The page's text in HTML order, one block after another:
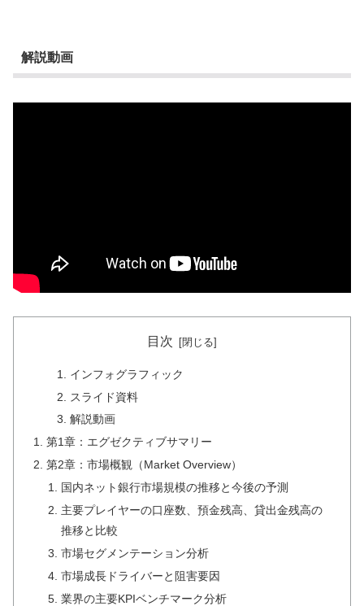
解説動画
目次
インフォグラフィック
スライド資料
解説動画
第1章：エグゼクティブサマリー
第2章：市場概観（Market Overview）
国内ネット銀行市場規模の推移と今後の予測
主要プレイヤーの口座数、預金残高、貸出金残高の
推移と比較
市場セグメンテーション分析
市場成長ドライバーと阻害要因
業界の主要KPIベンチマーク分析